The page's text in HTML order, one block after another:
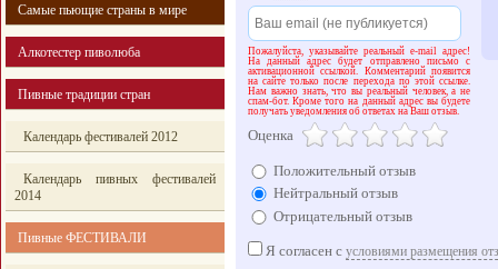
Самые пьющие страны в мире
Алкотестер пиволюба
Пивные традиции стран
Календарь фестивалей 2012
Календарь пивных фестивалей
2014
Пивные ФЕСТИВАЛИ
Пожалуйста, указывайте реальный e-mail адрес!
На данный адрес будет отправлено письмо с
активационной ссылкой. Комментарий появится
на сайте только после перехода по этой ссылке.
Нам важно знать, что вы реальный человек, а не
спам-бот. Кроме того на данный адрес вы будете
получать уведомления об ответах на Ваш отзыв.
Оценка
Положительный отзыв
Нейтральный отзыв
Отрицательный отзыв
Я согласен с условиями размещения